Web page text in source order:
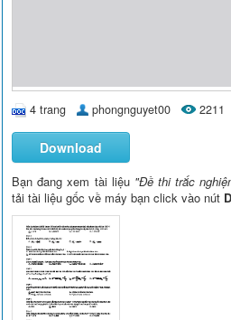
4 trang phongnguyet00 2211
Download
Bạn đang xem tài liệu "Đề thi trắc
tải tài liệu gốc về máy bạn click vào nút